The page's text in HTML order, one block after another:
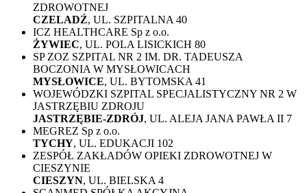
ZDROWOTNEJ
CZELADŹ, UL. SZPITALNA 40
ICZ HEALTHCARE Sp z o.o.
ŻYWIEC, UL. POLA LISICKICH 80
SP ZOZ SZPITAL NR 2 IM. DR. TADEUSZA
BOCZONIA W MYSŁOWICACH
MYSŁOWICE, UL. BYTOMSKA 41
WOJEWÓDZKI SZPITAL SPECJALISTYCZNY NR 2 W
JASTRZĘBIU ZDROJU
JASTRZĘBIE-ZDRÓJ, UL. ALEJA JANA PAWŁA II 7
MEGREZ Sp z o.o.
TYCHY, UL. EDUKACJI 102
ZESPÓŁ ZAKŁADÓW OPIEKI ZDROWOTNEJ W
CIESZYNIE
CIESZYN, UL. BIELSKA 4